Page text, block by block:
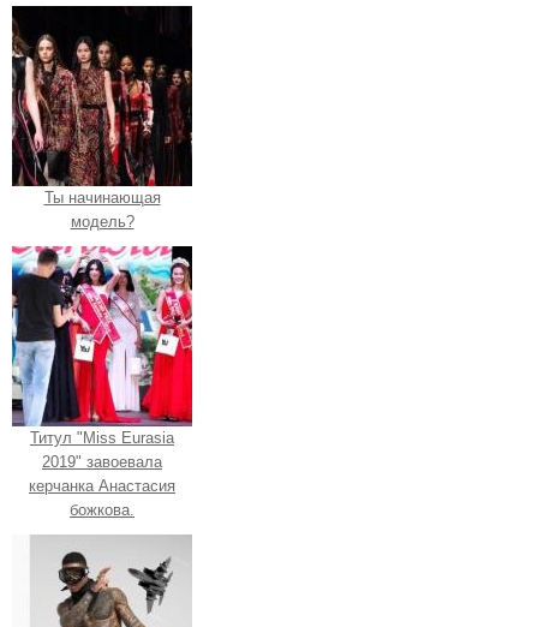
Ты начинающая
модель?
Титул "Miss Eurasia
2019" завоевала
керчанка Анастасия
божкова.